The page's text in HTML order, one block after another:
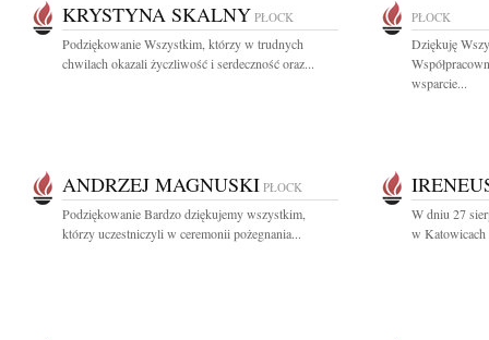
KRYSTYNA SKALNY PŁOCK
Podziękowanie Wszystkim, którzy w trudnych
chwilach okazali życzliwość i serdeczność oraz...
PŁOCK
Dziękuję
wsparcie...
ANDRZEJ MAGNUSKI PŁOCK
Podziękowanie Bardzo dziękujemy wszystkim,
którzy uczestniczyli w ceremonii pożegnania...
W dniu 27
w Katowicach